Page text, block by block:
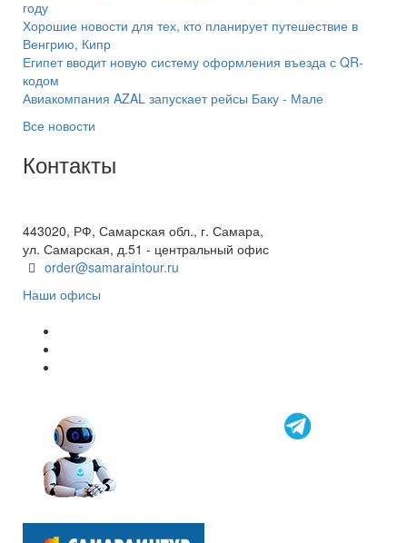
году
Хорошие новости для тех, кто планирует путешествие в
Венгрию, Кипр
Египет вводит новую систему оформления въезда с QR-
кодом
Авиакомпания AZAL запускает рейсы Баку - Мале
Все новости
Контакты
443020, РФ, Самарская обл., г. Самара,
ул. Самарская, д.51 - центральный офис
order@samaraintour.ru
Наши офисы